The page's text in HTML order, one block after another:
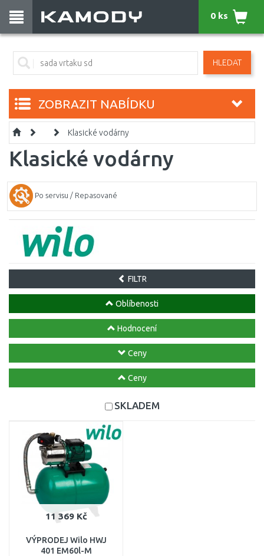
HLEDAT
0 ks
ZOBRAZIT NABÍDKU
Klasické vodárny
Klasické vodárny
Po servisu / Repasované
FILTR
Oblíbenosti
Hodnocení
Ceny
Ceny
SKLADEM
11 369 Kč
VÝPRODEJ Wilo HWJ
401 EM60l-M